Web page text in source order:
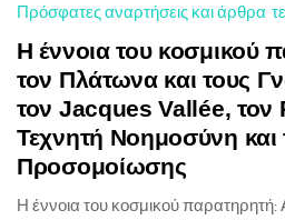
Πρόσφατες αναρτήσεις και άρθρα
Η έννοια του κοσμικού
τον Πλάτωνα και τους
τον Jacques Vallée, τον
Τεχνητή Νοημοσύνη και
Προσομοίωσης
Η έννοια του κοσμικού